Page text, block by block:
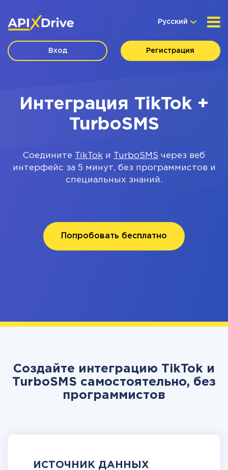
Русский
Вход Регистрация
Интеграция TikTok +
TurboSMS
Соедините TikTok и TurboSMS через веб
интерфейс за 5 минут, без программистов и
специальных знаний.
Попробовать бесплатно
Создайте интеграцию TikTok и
TurboSMS самостоятельно, без
программистов
ИСТОЧНИК ДАННЫХ